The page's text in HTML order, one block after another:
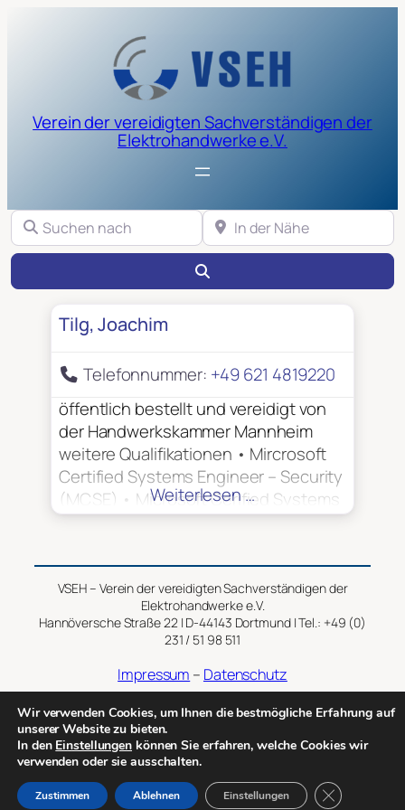
Verein der vereidigten Sachverständigen der
Elektrohandwerke e.V.
Suchen nach In der Nähe
Tilg, Joachim
Telefonnummer: +49 621 4819220
öffentlich bestellt und vereidigt von
der Handwerkskammer Mannheim
weitere Qualifikationen • Mircrosoft
Certified Systems Engineer – Security
(MCSE) • Microsoft Cerified Systems
Administrator – Security (MCSA)
Weiterlesen …
VSEH – Verein der vereidigten Sachverständigen der
Elektrohandwerke e.V.
Hannöversche Straße 22 | D-44143 Dortmund | Tel.: +49 (0)
231 / 51 98 511
Impressum – Datenschutz
Copyright © 2014 – 2026 VSEH
Wir verwenden Cookies, um Ihnen die bestmögliche Erfahrung auf
unserer Website zu bieten.
In den Einstellungen können Sie erfahren, welche Cookies wir
verwenden oder sie ausschalten.
Zustimmen Ablehnen Einstellungen GDPR